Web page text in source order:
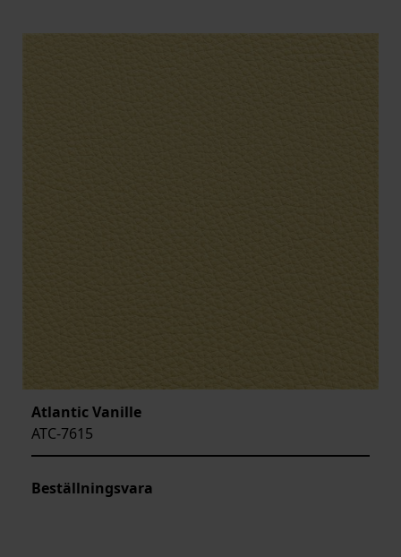
Atlantic Vanille
ATC-7615
Beställningsvara